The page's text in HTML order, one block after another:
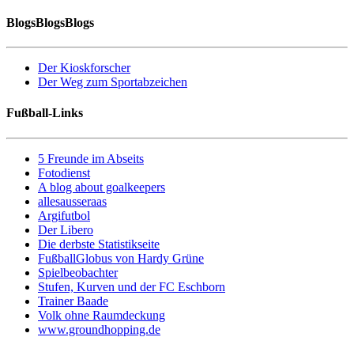
BlogsBlogsBlogs
Der Kioskforscher
Der Weg zum Sportabzeichen
Fußball-Links
5 Freunde im Abseits
Fotodienst
A blog about goalkeepers
allesausseraas
Argifutbol
Der Libero
Die derbste Statistikseite
FußballGlobus von Hardy Grüne
Spielbeobachter
Stufen, Kurven und der FC Eschborn
Trainer Baade
Volk ohne Raumdeckung
www.groundhopping.de